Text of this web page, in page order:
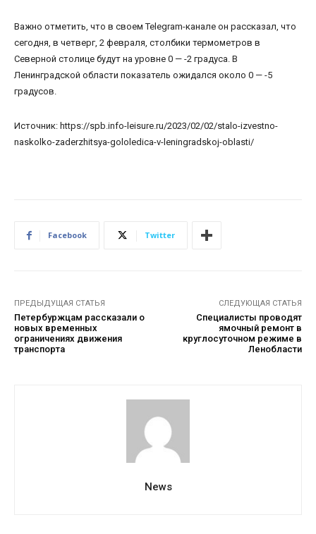
Важно отметить, что в своем Telegram-канале он рассказал, что
сегодня, в четверг, 2 февраля, столбики термометров в
Северной столице будут на уровне 0 — -2 градуса. В
Ленинградской области показатель ожидался около 0 — -5
градусов.
Источник: https://spb.info-leisure.ru/2023/02/02/stalo-izvestno-
naskolko-zaderzhitsya-gololedica-v-leningradskoj-oblasti/
Facebook Twitter
ПРЕДЫДУЩАЯ СТАТЬЯ
Петербуржцам рассказали о
новых временных
ограничениях движения
транспорта
СЛЕДУЮЩАЯ СТАТЬЯ
Специалисты проводят
ямочный ремонт в
круглосуточном режиме в
Ленобласти
News